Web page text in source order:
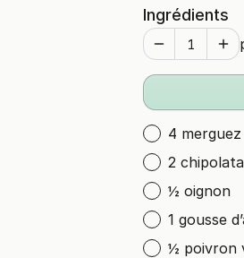
Ingrédients
4 merguez
2
½ oignon
1 gousse
½ poivron